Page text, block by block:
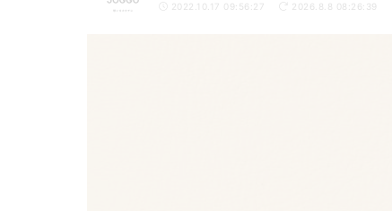
2022.10.17 09:56:27 2026.8.8 08:26:39